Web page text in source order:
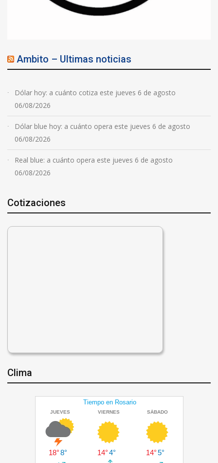
Ambito – Ultimas noticias
Dólar hoy: a cuánto cotiza este jueves 6 de agosto
06/08/2026
Dólar blue hoy: a cuánto opera este jueves 6 de agosto
06/08/2026
Real blue: a cuánto opera este jueves 6 de agosto
06/08/2026
Cotizaciones
Clima